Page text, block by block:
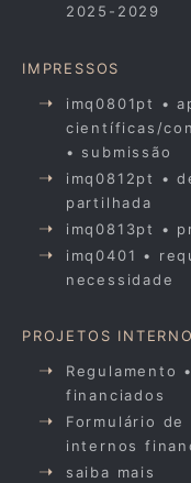
2025-2029
IMPRESSOS
imq0801pt •
científicas/
• submissão
imq0812pt •
partilhada
imq0813pt •
imq0401 •
necessidade
PROJETOS
Regulamento
financiados
Formulário de
internos
saiba mais